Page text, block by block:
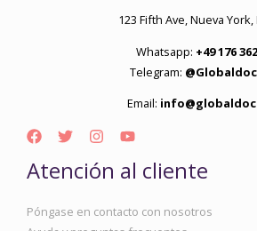
123 Fifth Ave, Nueva York,
Whatsapp: +49 176
Telegram:
Email:
Atención al cliente
Póngase en contacto con nosotros